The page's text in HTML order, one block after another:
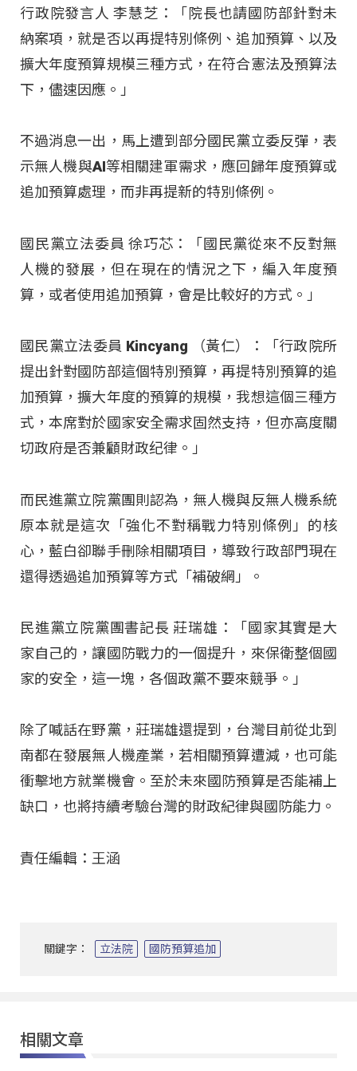
行政院發言人 李慧芝：「院長也請國防部針對未
納案項，就是否以再提特別條例、追加預算、以及
擴大年度預算規模三種方式，在符合憲法及預算法
下，儘速因應。」
不過消息一出，馬上遭到部分國民黨立委反彈，表
示無人機與AI等相關建軍需求，應回歸年度預算或
追加預算處理，而非再提新的特別條例。
國民黨立法委員 徐巧芯：「國民黨從來不反對無
人機的發展，但在現在的情況之下，編入年度預
算，或者使用追加預算，會是比較好的方式。」
國民黨立法委員 Kincyang （黃仁）：「行政院所
提出針對國防部這個特別預算，再提特別預算的追
加預算，擴大年度的預算的規模，我想這個三種方
式，本席對於國家安全需求固然支持，但亦高度關
切政府是否兼顧財政纪律。」
而民進黨立院黨團則認為，無人機與反無人機系統
原本就是這次「強化不對稱戰力特別條例」的核
心，藍白卻聯手刪除相關項目，導致行政部門現在
還得透過追加預算等方式「補破網」。
民進黨立院黨團書記長 莊瑞雄：「國家其實是大
家自己的，讓國防戰力的一個提升，來保衛整個國
家的安全，這一塊，各個政黨不要來競爭。」
除了喊話在野黨，莊瑞雄還提到，台灣目前從北到
南都在發展無人機產業，若相關預算遭減，也可能
衝擊地方就業機會。至於未來國防預算是否能補上
缺口，也將持續考驗台灣的財政紀律與國防能力。
責任編輯：王涵
關鍵字： 立法院 國防預算追加
相關文章